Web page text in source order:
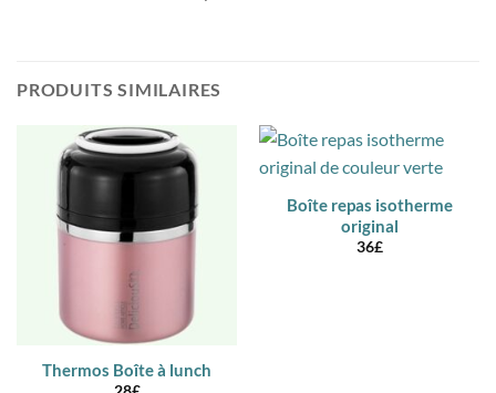
PRODUITS SIMILAIRES
Thermos Boîte à lunch
Boîte repas isotherme
original
36£